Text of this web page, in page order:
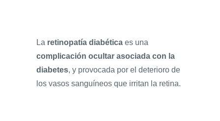
La retinopatía diabética es una
complicación ocultar asociada con la
diabetes, y provocada por el deterioro de
los vasos sanguíneos que irritan la retina.